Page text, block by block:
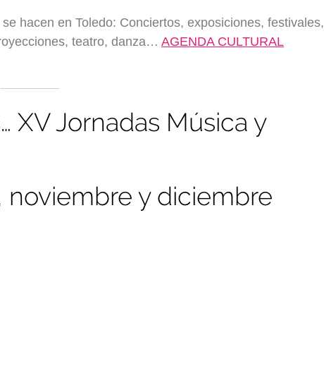
hacen en Toledo: Conciertos, exposiciones, festivales,
teatro, danza… AGENDA CULTURAL
XV Jornadas Música y
y diciembre